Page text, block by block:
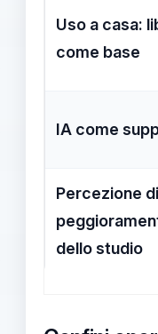
Uso a casa:
come base
IA come
Percezione di
dello studio